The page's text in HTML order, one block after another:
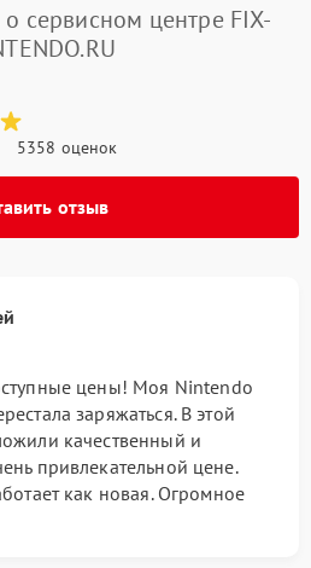
сервисном центре FIX-
5358 оценок
отзыв
цены! Моя Nintendo
заряжаться. В этой
качественный и
привлекательной цене.
как новая. Огромное